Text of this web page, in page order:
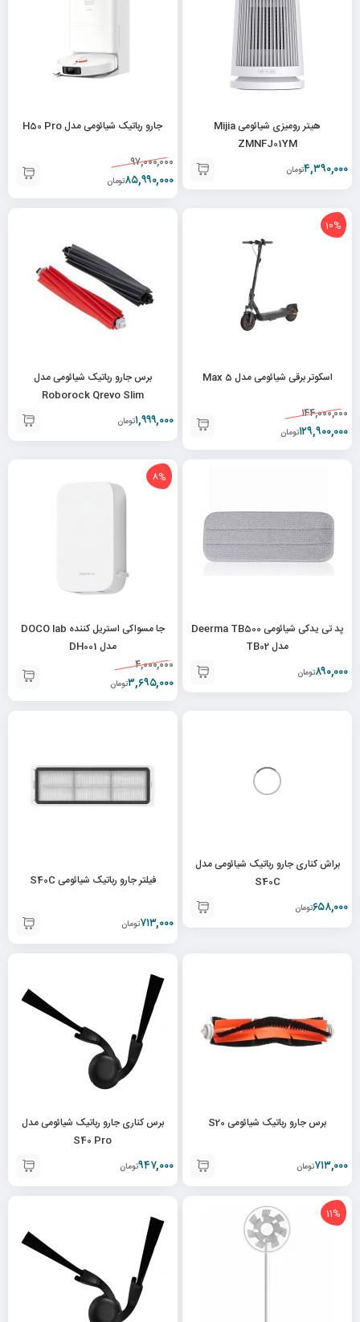
هیتر رومیزی شیائومی Mijia
ZMNFJ01YM
۴,۳۹۰,۰۰۰تومان
جارو رباتیک شیائومی مدل H50 Pro
۹۷,۰۰۰,۰۰۰
۸۵,۹۹۰,۰۰۰تومان
10%
اسکوتر برقی شیائومی مدل 5 Max
۱۴۴,۰۰۰,۰۰۰
۱۲۹,۹۰۰,۰۰۰تومان
برس جارو رباتیک شیائومی مدل
Roborock Qrevo Slim
۱,۹۹۹,۰۰۰تومان
پد تی یدکی شیائومی Deerma TB500
مدل TB02
۸۹۰,۰۰۰تومان
8%
جا مسواکی استریل کننده DOCO lab
مدل DH001
۴,۰۰۰,۰۰۰
۳,۶۹۵,۰۰۰تومان
براش کناری جارو رباتیک شیائومی مدل
S40C
۶۵۸,۰۰۰تومان
فیلتر جارو رباتیک شیائومی S40C
۷۱۳,۰۰۰تومان
برس جارو رباتیک شیائومی S20
۷۱۳,۰۰۰تومان
برس کناری جارو رباتیک شیائومی مدل
S40 Pro
۹۴۷,۰۰۰تومان
11%